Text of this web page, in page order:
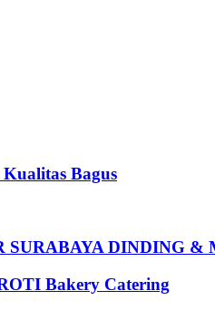
Bagus
DINDING &
Bakery Catering